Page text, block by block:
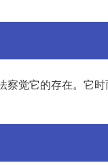
察觉它的存在。它